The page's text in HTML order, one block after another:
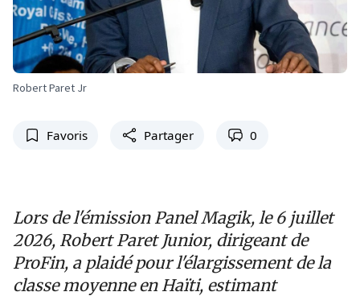
Robert Paret Jr
Favoris Partager 0
Lors de l'émission Panel Magik, le 6 juillet
2026, Robert Paret Junior, dirigeant de
ProFin, a plaidé pour l'élargissement de la
classe moyenne en Haïti, estimant